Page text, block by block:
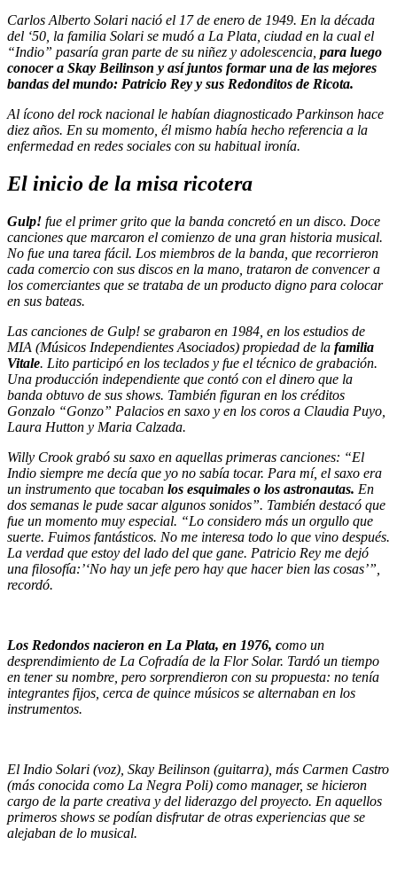
Carlos Alberto Solari nació el 17 de enero de 1949. En la década
del ‘50, la familia Solari se mudó a La Plata, ciudad en la cual el
“Indio” pasaría gran parte de su niñez y adolescencia, para luego
conocer a Skay Beilinson y así juntos formar una de las mejores
bandas del mundo: Patricio Rey y sus Redonditos de Ricota.
Al ícono del rock nacional le habían diagnosticado Parkinson hace
diez años. En su momento, él mismo había hecho referencia a la
enfermedad en redes sociales con su habitual ironía.
El inicio de la misa ricotera
Gulp! fue el primer grito que la banda concretó en un disco. Doce
canciones que marcaron el comienzo de una gran historia musical.
No fue una tarea fácil. Los miembros de la banda, que recorrieron
cada comercio con sus discos en la mano, trataron de convencer a
los comerciantes que se trataba de un producto digno para colocar
en sus bateas.
Las canciones de Gulp! se grabaron en 1984, en los estudios de
MIA (Músicos Independientes Asociados) propiedad de la familia
Vitale. Lito participó en los teclados y fue el técnico de grabación.
Una producción independiente que contó con el dinero que la
banda obtuvo de sus shows. También figuran en los créditos
Gonzalo “Gonzo” Palacios en saxo y en los coros a Claudia Puyo,
Laura Hutton y Maria Calzada.
Willy Crook grabó su saxo en aquellas primeras canciones: “El
Indio siempre me decía que yo no sabía tocar. Para mí, el saxo era
un instrumento que tocaban los esquimales o los astronautas. En
dos semanas le pude sacar algunos sonidos”. También destacó que
fue un momento muy especial. “Lo considero más un orgullo que
suerte. Fuimos fantásticos. No me interesa todo lo que vino después.
La verdad que estoy del lado del que gane. Patricio Rey me dejó
una filosofía:’‘No hay un jefe pero hay que hacer bien las cosas’”,
recordó.
Los Redondos nacieron en La Plata, en 1976, como un
desprendimiento de La Cofradía de la Flor Solar. Tardó un tiempo
en tener su nombre, pero sorprendieron con su propuesta: no tenía
integrantes fijos, cerca de quince músicos se alternaban en los
instrumentos.
El Indio Solari (voz), Skay Beilinson (guitarra), más Carmen Castro
(más conocida como La Negra Poli) como manager, se hicieron
cargo de la parte creativa y del liderazgo del proyecto. En aquellos
primeros shows se podían disfrutar de otras experiencias que se
alejaban de lo musical.